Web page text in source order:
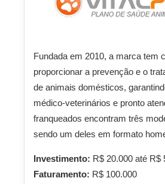
Fundada em 2010, a marca tem
proporcionar a prevenção e o
de animais domésticos,
médico-veterinários e pronto
franqueados encontram três
sendo um deles em formato
Investimento: R$ 20.000 até R$
Faturamento: R$ 100.000